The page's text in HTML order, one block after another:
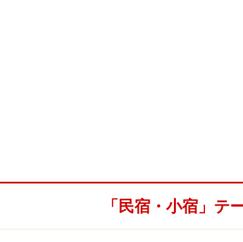
「民宿・小宿」テ